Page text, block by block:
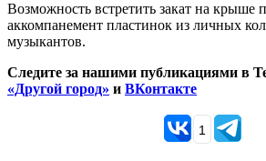
Возможность встретить закат на крыше
аккомпанемент пластинок из личных
музыкантов.
Следите за нашими публикациями в
«Другой город» и ВКонтакте
1